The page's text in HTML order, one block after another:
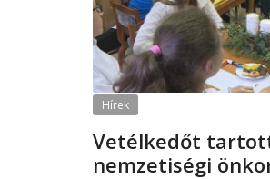
Hírek
Vetélkedőt
nemzetiségi